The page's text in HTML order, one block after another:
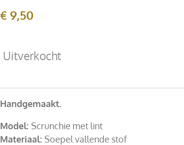
€ 9,50
Uitverkocht
Handgemaakt.
Model: Scrunchie met lint
Materiaal: Soepel vallende stof